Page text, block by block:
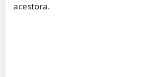
acestora.